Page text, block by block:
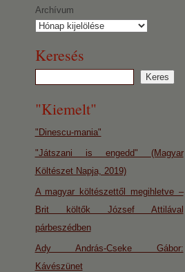
Archívum
Keresés
"Kiemelt"
"Dinescu-mania"
"Játszani is engedd" (Magyar
Költészet Napja, 2019)
A magyar költészettől megihletve –
Brit költők József Attilával
párbeszédben
Ady András-Cseke Gábor:
Kávészünet